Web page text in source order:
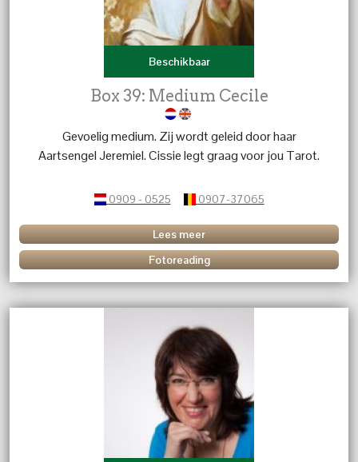
Beschikbaar
Box 39: Medium Cecile
Gevoelig medium. Zij wordt geleid door haar
Aartsengel Jeremiel. Cissie legt graag voor jou Tarot.
0909 - 0525 0907-37065
Lees meer
Fotoreading